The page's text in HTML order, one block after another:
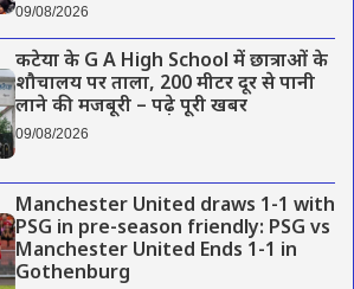
09/08/2026
कटेया के G A High School में छात्राओं के
शौचालय पर ताला, 200 मीटर दूर से पानी
लाने की मजबूरी – पढ़े पूरी खबर
09/08/2026
Manchester United draws 1-1 with
PSG in pre-season friendly: PSG vs
Manchester United Ends 1-1 in
Gothenburg